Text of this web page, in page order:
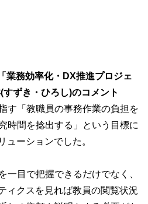
「業務効率化・DX推進プロジェ
ずき・ひろし)のコメント
す「教職員の事務作業の負担を
時間を捻出する」という目標に
ューションでした。
一目で把握できるだけでなく、
ィクスを見れば教員の閲覧状況